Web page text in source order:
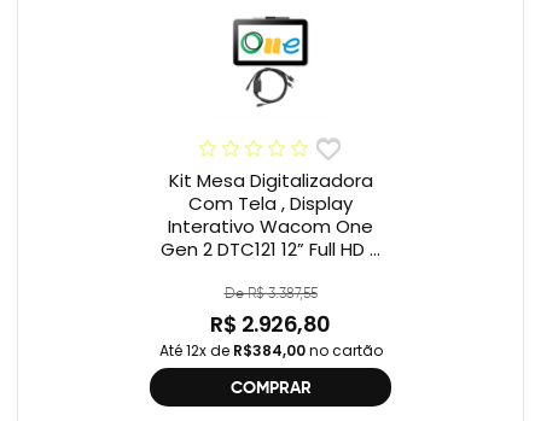
Kit Mesa Digitalizadora
Com Tela , Display
Interativo Wacom One
Gen 2 DTC121 12” Full HD +
geração , DTC121 ,
DTH134W,
De R$ 3.387,55
R$ 2.926,80
Até 12x de R$384,00no cartão
COMPRAR